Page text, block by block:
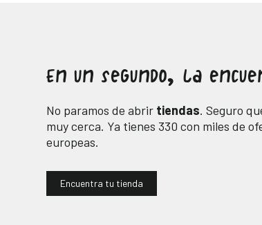
En un segundo, la
No paramos de abrir tiendas. Seguro
muy cerca. Ya tienes 330 con miles de
europeas.
Encuentra tu tienda